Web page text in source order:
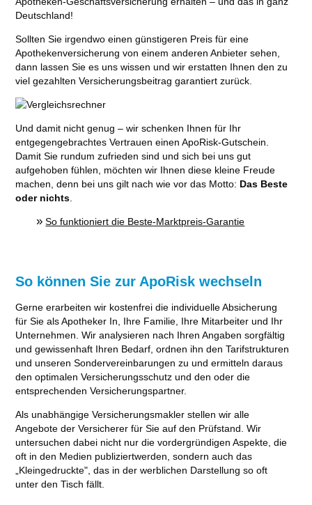
Deutschland!
Sollten Sie irgendwo einen günstigeren Preis für eine
Apothekenversicherung von einem anderen Anbieter sehen,
dann lassen Sie es uns wissen und wir erstatten Ihnen den zu
viel gezahlten Versicherungsbeitrag garantiert zurück.
Und damit nicht genug – wir schenken Ihnen für Ihr
entgegengebrachtes Vertrauen einen ApoRisk-Gutschein.
Damit Sie rundum zufrieden sind und sich bei uns gut
aufgehoben fühlen, möchten wir Ihnen diese kleine Freude
machen, denn bei uns gilt nach wie vor das Motto: Das Beste
oder nichts
» So funktioniert die Beste-Marktpreis-Garantie
So können Sie zur ApoRisk wechseln
Gerne erarbeiten wir kostenfrei die individuelle Absicherung
für Sie als Apotheker In, Ihre Familie, Ihre Mitarbeiter und Ihr
Unternehmen. Wir analysieren nach Ihren Angaben sorgfältig
und gewissenhaft Ihren Bedarf, ordnen ihn den Tarifstrukturen
und unseren Sondervereinbarungen zu und ermitteln daraus
den optimalen Versicherungsschutz und den oder die
entsprechenden Versicherungspartner.
Als unabhängige Versicherungsmakler stellen wir alle
Angebote der Versicherer für Sie auf den Prüfstand. Wir
untersuchen dabei nicht nur die vordergründigen Aspekte, die
oft in den Medien publiziertwerden, sondern auch das
„Kleingedruckte", das in der werblichen Darstellung so oft
unter den Tisch fällt.